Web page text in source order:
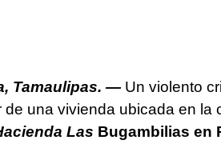
Tamaulipas. — Un violento
de una vivienda ubicada en la
Las Bugambilias en